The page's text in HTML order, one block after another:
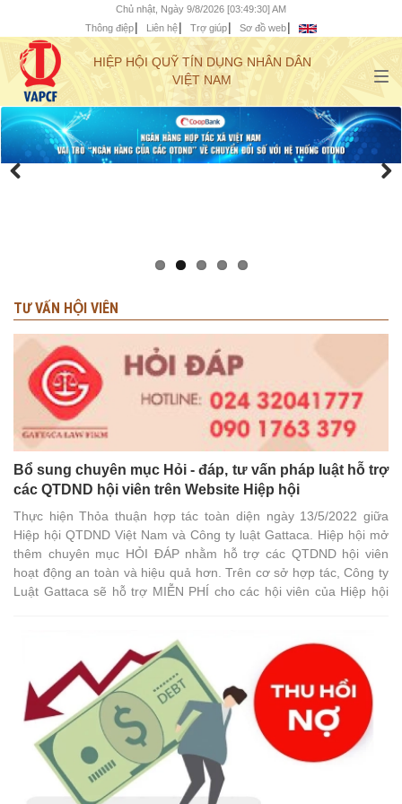
Chủ nhật, Ngày 9/8/2026 [03:49:32] AM
Thông điệp
Liên hệ Trợ giúp Sơ đồ web
HIỆP HỘI QUỸ TÍN DỤNG NHÂN DÂN
VIỆT NAM
TƯ VẤN HỘI VIÊN
Bổ sung chuyên mục Hỏi - đáp, tư vấn pháp luật hỗ trợ
các QTDND hội viên trên Website Hiệp hội
Thực hiện Thỏa thuận hợp tác toàn diện ngày 13/5/2022 giữa
Hiệp hội QTDND Việt Nam và Công ty luật Gattaca. Hiệp hội mở
thêm chuyên mục HỎI ĐÁP nhằm hỗ trợ các QTDND hội viên
hoạt động an toàn và hiệu quả hơn. Trên cơ sở hợp tác, Công ty
Luật Gattaca sẽ hỗ trợ MIỄN PHÍ cho các hội viên của Hiệp hội
Giải đáp các vướng mắc trong quá trình thực hiện pháp luật; • Tư
vấn phương án giải quyết nợ xấu; • Cập nhật các văn bản pháp
luật mới có liên quan Ngân hàng hợp tác xã Việt Nam và QTDND;
• Hỗ trợ cung cấp văn bản pháp luật theo đề nghị của hội viên
(nếu có). Đối với các yêu cầu khác, các QTDND hội viên sẽ được
hưởng mức phí ưu đãi (giảm 20% so với mức phí mà Công ty
Luật Gattaca đang áp dụng cho các khách hàng thông thường),
bao gồm nhưng không giới hạn các công việc sau đây: • Tư vấn
pháp luật thường xuyên về các vấn đề pháp lý có liên quan đến